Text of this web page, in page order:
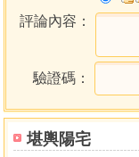
堪輿陽宅
˙門開西北方位者
˙門開東南方位者
˙門開西南方位者
˙門開正東方位者
˙門開正西方位者
˙門開正南方位者
評論內容：
驗證碼：